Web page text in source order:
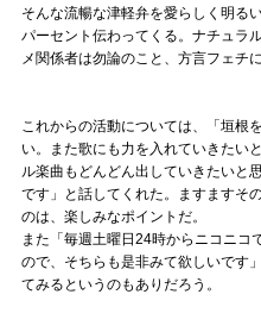
そんな流暢な津軽弁を愛らしく明る
パーセント伝わってくる。ナチュラ
メ関係者は勿論のこと、方言フェチ
これからの活動については、「垣根
い。また歌にも力を入れていきたい
ル楽曲もどんどん出していきたいと
です」と話してくれた。ますますそ
のは、楽しみなポイントだ。
また「毎週土曜日24時からニコニコ
ので、そちらも是非みて欲しいです
てみるというのもありだろう。